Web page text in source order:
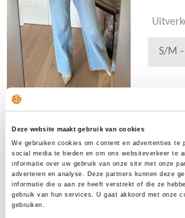
Deze website maakt gebruik van cookies
We gebruiken cookies om content en advertenties te
social media te bieden en om ons websiteverkeer te
informatie over uw gebruik van onze site met onze
adverteren en analyse. Deze partners kunnen deze
informatie die u aan ze heeft verstrekt of die ze
gebruik van hun services. U gaat akkoord met onze
gebruiken.
€
Deze
een